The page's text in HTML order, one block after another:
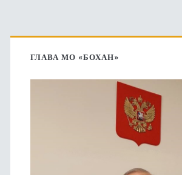
Основная
боковая
ГЛАВА МО «БОХАН»